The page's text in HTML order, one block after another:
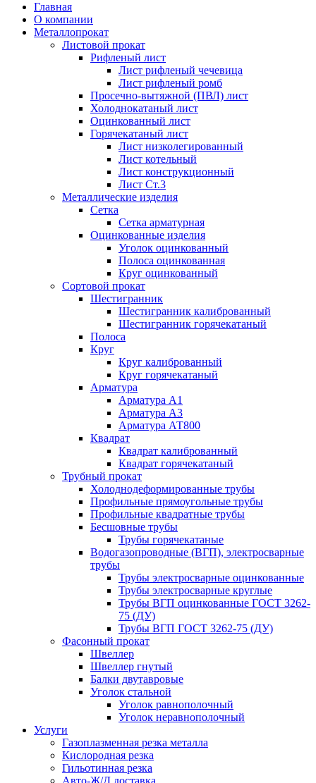
Главная
О компании
Металлопрокат
Листовой прокат
Рифленый лист
Лист рифленый чечевица
Лист рифленый ромб
Просечно-вытяжной (ПВЛ) лист
Холоднокатаный лист
Оцинкованный лист
Горячекатаный лист
Лист низколегированный
Лист котельный
Лист конструкционный
Лист Ст.3
Металлические изделия
Сетка
Сетка арматурная
Оцинкованные изделия
Уголок оцинкованный
Полоса оцинкованная
Круг оцинкованный
Сортовой прокат
Шестигранник
Шестигранник калиброванный
Шестигранник горячекатаный
Полоса
Круг
Круг калиброванный
Круг горячекатаный
Арматура
Арматура А1
Арматура А3
Арматура АТ800
Квадрат
Квадрат калиброванный
Квадрат горячекатаный
Трубный прокат
Холоднодеформированные трубы
Профильные прямоугольные трубы
Профильные квадратные трубы
Бесшовные трубы
Трубы горячекатаные
Водогазопроводные (ВГП), электросварные
трубы
Трубы электросварные оцинкованные
Трубы электросварные круглые
Трубы ВГП оцинкованные ГОСТ 3262-
75 (ДУ)
Трубы ВГП ГОСТ 3262-75 (ДУ)
Фасонный прокат
Швеллер
Швеллер гнутый
Балки двутавровые
Уголок стальной
Уголок равнополочный
Уголок неравнополочный
Услуги
Газоплазменная резка металла
Кислородная резка
Гильотинная резка
Авто-Ж/Д доставка